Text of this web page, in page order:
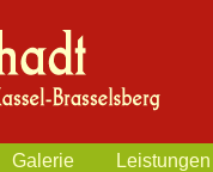
Galerie Leistungen